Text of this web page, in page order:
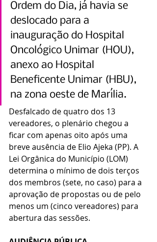
Ordem do Dia, já havia se
deslocado para a
inauguração do Hospital
Oncológico Unimar (HOU),
anexo ao Hospital
Beneficente Unimar (HBU),
na zona oeste de Marília.
Desfalcado de quatro dos 13
vereadores, o plenário chegou a
ficar com apenas oito após uma
breve ausência de Elio Ajeka (PP). A
Lei Orgânica do Município (LOM)
determina o mínimo de dois terços
dos membros (sete, no caso) para a
aprovação de propostas ou de pelo
menos um (cinco vereadores) para
abertura das sessões.